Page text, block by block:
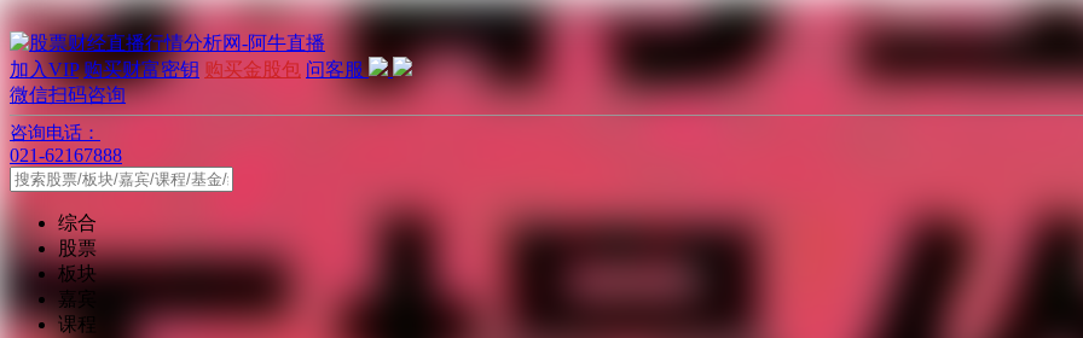
加入VIP 购买财富密钥 购买金股包 问客服
微信扫码咨询
咨询电话：
021-62167888
综合
股票
板块
嘉宾
课程